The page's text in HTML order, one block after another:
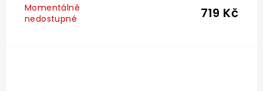
Momentálně
nedostupné
719 Kč